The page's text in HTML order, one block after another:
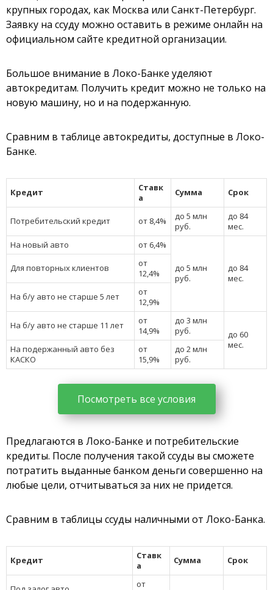
крупных городах, как Москва или Санкт-Петербург.
Заявку на ссуду можно оставить в режиме онлайн на
официальном сайте кредитной организации.
Большое внимание в Локо-Банке уделяют
автокредитам. Получить кредит можно не только на
новую машину, но и на подержанную.
Сравним в таблице автокредиты, доступные в Локо-
Банке.
Кредит
Ставк
а
Сумма Срок
Потребительский кредит от 8,4%
до 5 млн
руб.
до 84
мес.
На новый авто
от 6,4%
до 5 млн
руб.
до 84
мес.
Для повторных клиентов
от
12,4%
На б/у авто не старше 5 лет
от
12,9%
На б/у авто не старше 11 лет
от
14,9%
до 3 млн
руб.
до 60
мес.
На подержанный авто без
КАСКО
от
15,9%
до 2 млн
руб.
Посмотреть все условия
Предлагаются в Локо-Банке и потребительские
кредиты. После получения такой ссуды вы сможете
потратить выданные банком деньги совершенно на
любые цели, отчитываться за них не придется.
Сравним в таблицы ссуды наличными от Локо-Банка.
Кредит
Ставк
а
Сумма Срок
от